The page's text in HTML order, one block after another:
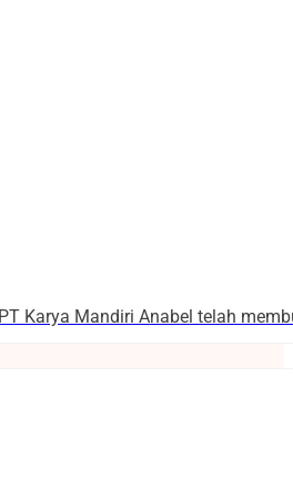
PT Karya Mandiri Anabel telah